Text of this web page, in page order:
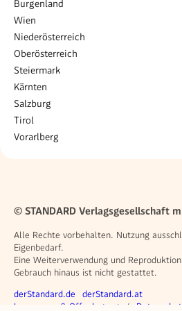
Burgenland
Wien
Niederösterreich
Oberösterreich
Steiermark
Kärnten
Salzburg
Tirol
Vorarlberg
© STANDARD Verlagsgesellschaft
Alle Rechte vorbehalten. Nutzung
Eigenbedarf.
Eine Weiterverwendung und
Gebrauch hinaus ist nicht gestattet.
Weitere Angebote
derStandard.de derStandard.at
Rechtliches
Impressum & Offenlegung Datenschutz